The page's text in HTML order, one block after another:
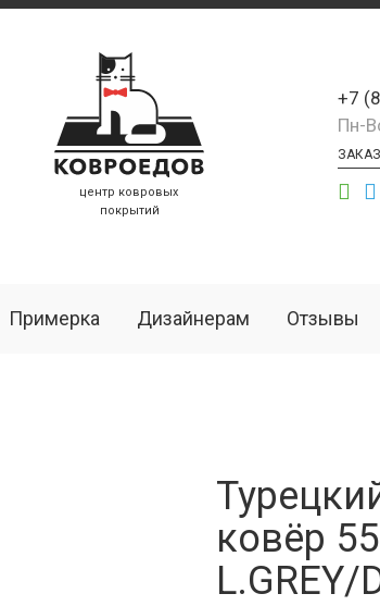
центр ковровых
покрытий
+7
Пн-
Примерка Дизайнерам Отзывы
ковёр
L.GREY/